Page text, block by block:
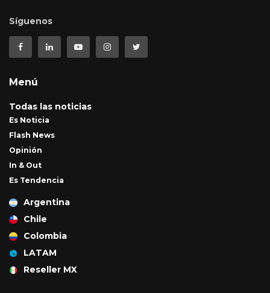
Síguenos
Menú
Todas las noticias
Es Noticia
Flash News
Opinión
In & Out
Es Tendencia
Argentina
Chile
Colombia
LATAM
Reseller MX